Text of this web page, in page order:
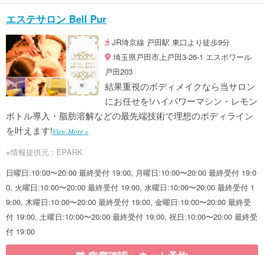
エステサロン Bell Pur
JR埼京線 戸田駅 東口より徒歩9分
埼玉県戸田市上戸田3-26-1 エスポワール
戸田203
結果重視のボディメイクなら当サロン
にお任せを!ハイパワーマシン・レモン
ボトル導入・脂肪溶解などの最先端技術で理想のボディライン
を叶えます!View More »
※情報提供元：EPARK
日曜日:10:00〜20:00 最終受付 19:00, 月曜日:10:00〜20:00 最終受付 19:0
0, 火曜日:10:00〜20:00 最終受付 19:00, 水曜日:10:00〜20:00 最終受付 1
9:00, 木曜日:10:00〜20:00 最終受付 19:00, 金曜日:10:00〜20:00 最終受
付 19:00, 土曜日:10:00〜20:00 最終受付 19:00, 祝日:10:00〜20:00 最終受
付 19:00